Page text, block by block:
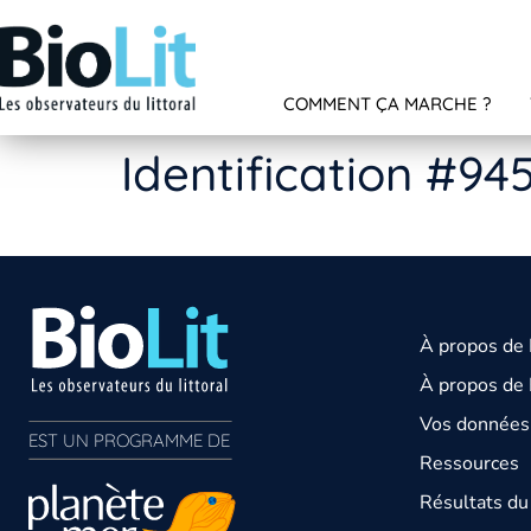
COMMENT ÇA MARCHE ?
Identification
EST UN PROGRAMME DE
À propos de
À propos de
Vos
Ressources
Résultats